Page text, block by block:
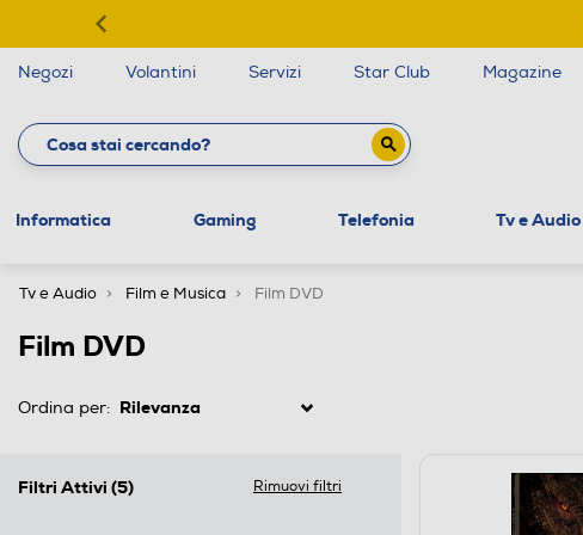
Negozi Volantini Servizi Star Club Magazine
Informatica Gaming Telefonia Tv e Audio
Tv e Audio Film e Musica Film DVD
Film DVD
Ordina per:
Filtri Attivi (5) Rimuovi filtri